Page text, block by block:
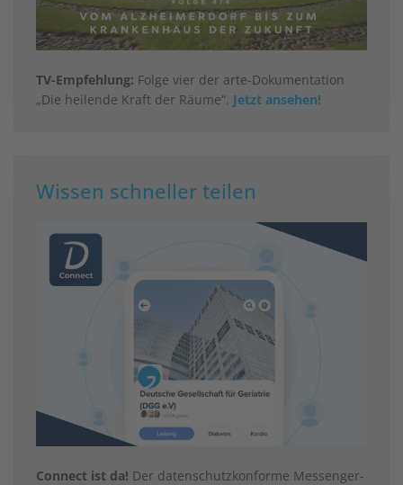
TV-Empfehlung: Folge vier der arte-Dokumentation
„Die heilende Kraft der Räume“. Jetzt ansehen!
Wissen schneller teilen
Connect ist da! Der datenschutzkonforme Messenger-